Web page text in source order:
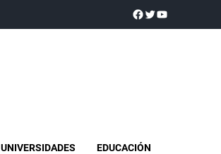
UNIVERSIDADES EDUCACIÓN